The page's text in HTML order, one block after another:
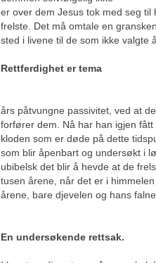
er over dem Jesus tok med seg
frelste. Det må omtale en
sted i livene til de som
Rettferdighet er tema
Etter at
års påtvungne passivitet, ved at
forfører dem. Nå har han igjen
kloden som er døde på dette
som blir åpenbart og undersøkt i
ubibelsk det blir å hevde at de
tusen årene, når det er i
årene, bare djevelen og hans
En undersøkende rettsak.